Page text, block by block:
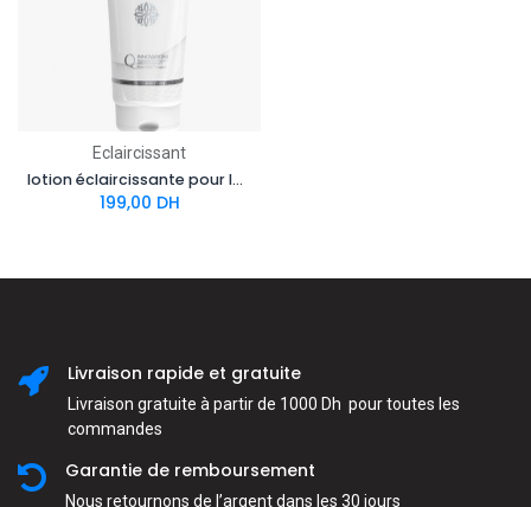
Eclaircissant
lotion éclaircissante pour le corps
199,00 DH
Livraison rapide et gratuite
Livraison gratuite à partir de 1000 Dh pour toutes les
commandes
Garantie de remboursement
Nous retournons de l’argent dans les 30 jours